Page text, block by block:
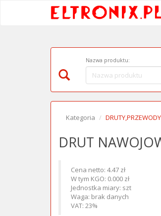
Nazwa produktu:
Kategoria
DRUT
Cena netto: 4.47 zł
W tym KGO: 0.000 zł
Jednostka miary: szt
Waga: brak danych
VAT: 23%